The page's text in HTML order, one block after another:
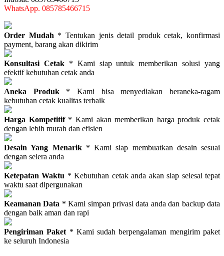
WhatsApp. 085785466715
Order Mudah * Tentukan jenis detail produk cetak, konfirmasi
payment, barang akan dikirim
Konsultasi Cetak* Kami siap untuk memberikan solusi yang
efektif kebutuhan cetak anda
Aneka Produk * Kami bisa menyediakan beraneka-ragam
kebutuhan cetak kualitas terbaik
Harga Kompetitif* Kami akan memberikan harga produk cetak
dengan lebih murah dan efisien
Desain Yang Menarik* Kami siap membuatkan desain sesuai
dengan selera anda
Ketepatan Waktu * Kebutuhan cetak anda akan siap selesai tepat
waktu saat dipergunakan
Keamanan Data * Kami simpan privasi data anda dan backup data
dengan baik aman dan rapi
Pengiriman Paket * Kami sudah berpengalaman mengirim paket
ke seluruh Indonesia